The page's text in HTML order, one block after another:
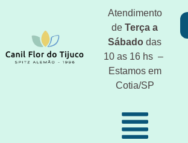
Atendimento
deTerça a
Sábado das
10 as 16 hs –
Estamos em
Cotia/SP